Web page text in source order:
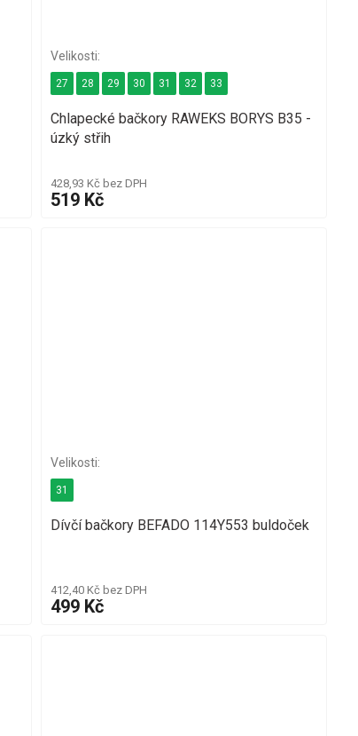
Chlapecké bačkory RAWEKS BORYS B35 -
úzký střih
428,93 Kč bez DPH
519 Kč
27 28 29 30 31 32 33
Dívčí bačkory BEFADO 114Y553 buldoček
412,40 Kč bez DPH
499 Kč
31